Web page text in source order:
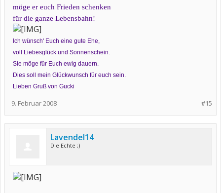
möge er euch Frieden schenken
für die ganze Lebensbahn!
Ich wünsch' Euch eine gute Ehe,
voll Liebesglück und Sonnenschein.
Sie möge für Euch ewig dauern.
Dies soll mein Glückwunsch für euch sein.
Lieben Gruß von Gucki
#15
9. Februar 2008
Lavendel14
Die Echte ;)